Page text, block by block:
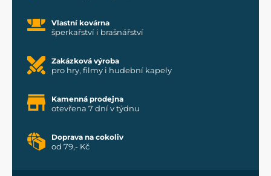
Vlastní kovárna
šperkařství i brašnářství
Zakázková výroba
pro hry, filmy i hudební kapely
Kamenná prodejna
otevřena 7 dní v týdnu
Doprava na cokoliv
od 79,- Kč